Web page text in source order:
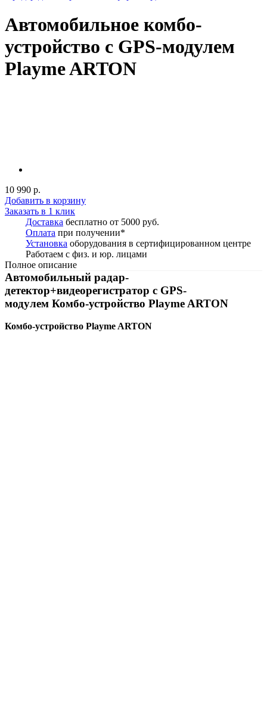
Автомобильное комбо-
устройство с GPS-модулем
Playme ARTON
10 990 р.
Добавить в корзину
Заказать в 1 клик
Доставка бесплатно от 5000 руб.
Оплата при получении*
Установка оборудования в сертифицированном центре
Работаем с физ. и юр. лицами
Полное описание
Автомобильный радар-
детектор+видеорегистратор с GPS-
модулем Комбо-устройство Playme ARTON
Комбо-устройство Playme ARTON